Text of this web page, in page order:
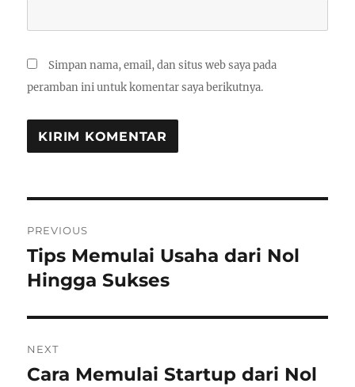
Simpan nama, email, dan situs web saya pada
peramban ini untuk komentar saya berikutnya.
pos
PREVIOUS
Previous
post:
Tips Memulai Usaha dari Nol
Hingga Sukses
NEXT
Next
Cara Memulai Startup dari Nol